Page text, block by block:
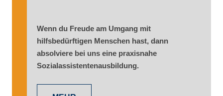
Wenn du Freude am Umgang mit
hilfsbedürftigen Menschen hast, dann
absolviere bei uns eine praxisnahe
Sozialassistentenausbildung.